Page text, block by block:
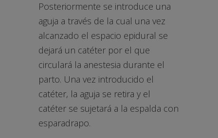
Posteriormente se introduce una
aguja a través de la cual una vez
alcanzado el espacio epidural se
dejará un catéter por el que
circulará la anestesia durante el
parto. Una vez introducido el
catéter, la aguja se retira y el
catéter se sujetará a la espalda con
esparadrapo.